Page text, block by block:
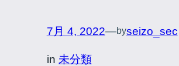
7月 4, 2022—byseizo_sec
in 未分類